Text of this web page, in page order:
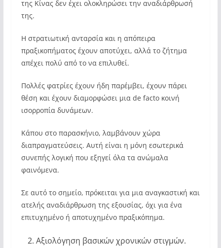
της Κίνας δεν έχει ολοκληρώσει την αναδιάρθρωσή
της.
Η στρατιωτική ανταρσία και η απόπειρα
πραξικοπήματος έχουν αποτύχει, αλλά το ζήτημα
απέχει πολύ από το να επιλυθεί.
Πολλές φατρίες έχουν ήδη παρέμβει, έχουν πάρει
θέση και έχουν διαμορφώσει μια de facto κοινή
ισορροπία δυνάμεων.
Κάπου στο παρασκήνιο, λαμβάνουν χώρα
διαπραγματεύσεις. Αυτή είναι η μόνη εσωτερικά
συνεπής λογική που εξηγεί όλα τα ανώμαλα
φαινόμενα.
Σε αυτό το σημείο, πρόκειται για μια αναγκαστική και
ατελής αναδιάρθρωση της εξουσίας, όχι για ένα
επιτυχημένο ή αποτυχημένο πραξικόπημα.
Αξιολόγηση βασικών χρονικών στιγμών.